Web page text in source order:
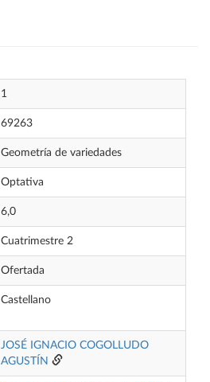
1
69263
Geometría de variedades
Optativa
6,0
Cuatrimestre 2
Ofertada
Castellano
JOSÉ IGNACIO COGOLLUDO
AGUSTÍN